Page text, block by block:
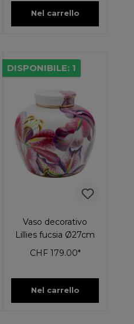
Nel carrello
DISPONIBILE: 1
Vaso decorativo
Lillies fucsia Ø27cm
CHF 179.00*
Nel carrello